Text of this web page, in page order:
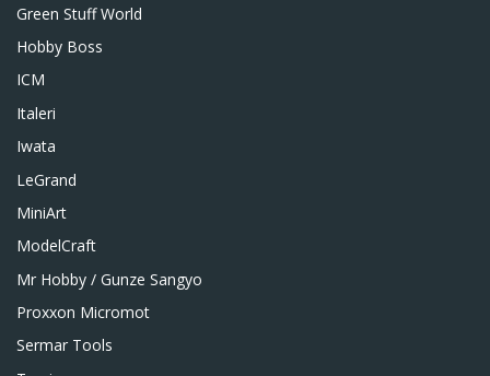
Green Stuff World
Hobby Boss
ICM
Italeri
Iwata
LeGrand
MiniArt
ModelCraft
Mr Hobby / Gunze Sangyo
Proxxon Micromot
Sermar Tools